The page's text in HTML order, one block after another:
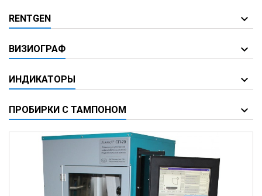
RENTGEN
ВИЗИОГРАФ
ИНДИКАТОРЫ
ПРОБИРКИ С ТАМПОНОМ